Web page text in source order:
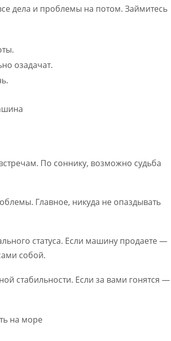
дела и проблемы на потом. Займитесь
озадачат.
По соннику, возможно судьба
Главное, никуда не опаздывать
статуса. Если машину продаете —
собой.
стабильности. Если за вами гонятся —